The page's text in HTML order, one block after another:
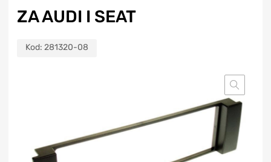
ZA AUDI I SEAT
Kod: 281320-08